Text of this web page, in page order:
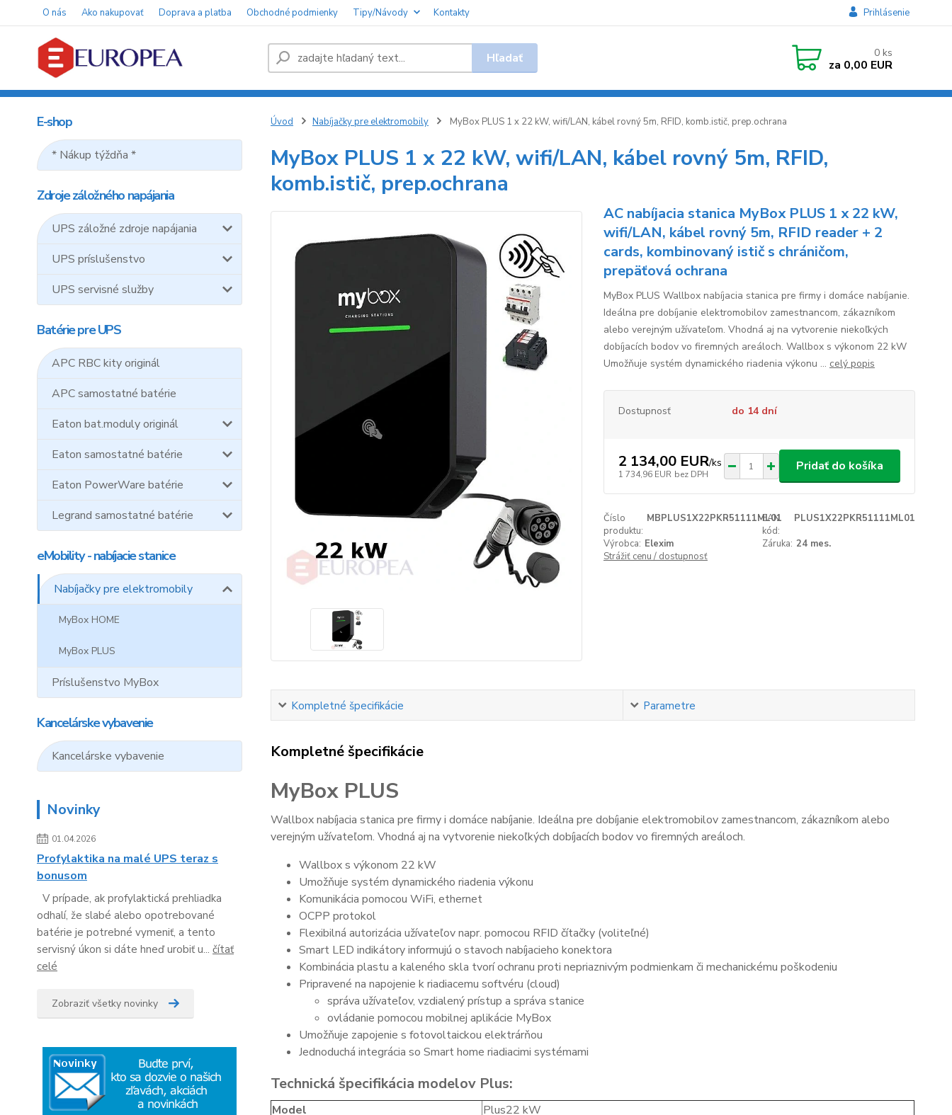
O nás Ako nakupovať Doprava a platba Obchodné podmienky Tipy/Návody Kontakty Prihlásenie
Hľadať 0 ks
za 0,00 EUR
E-shop
* Nákup týždňa *
Zdroje záložného napájania
UPS záložné zdroje napájania
UPS príslušenstvo
UPS servisné služby
Batérie pre UPS
APC RBC kity originál
APC samostatné batérie
Eaton bat.moduly originál
Eaton samostatné batérie
Eaton PowerWare batérie
Legrand samostatné batérie
eMobility - nabíjacie stanice
Nabíjačky pre elektromobily
MyBox HOME
MyBox PLUS
Príslušenstvo MyBox
Kancelárske vybavenie
Kancelárske vybavenie
Novinky
01.04.2026
Profylaktika na malé UPS teraz s
bonusom
V prípade, ak profylaktická prehliadka
odhalí, že slabé alebo opotrebované
batérie je potrebné vymeniť, a tento
servisný úkon si dáte hneď urobiť u... čítať
celé
Zobraziť všetky novinky
Úvod Nabíjačky pre elektromobily MyBox PLUS 1 x 22 kW, wifi/LAN, kábel rovný 5m, RFID, komb.istič, prep.ochrana
MyBox PLUS 1 x 22 kW, wifi/LAN, kábel rovný 5m, RFID,
komb.istič, prep.ochrana
AC nabíjacia stanica MyBox PLUS 1 x 22 kW,
wifi/LAN, kábel rovný 5m, RFID reader + 2
cards, kombinovaný istič s chráničom,
prepäťová ochrana
MyBox PLUS Wallbox nabíjacia stanica pre firmy i domáce nabíjanie.
Ideálna pre dobíjanie elektromobilov zamestnancom, zákazníkom
alebo verejným užívateľom. Vhodná aj na vytvorenie niekoľkých
dobíjacích bodov vo firemných areáloch. Wallbox s výkonom 22 kW
Umožňuje systém dynamického riadenia výkonu ... celý popis
Dostupnosť do 14 dní
2 134,00 EUR/ks
1 734,96 EUR bez DPH
Pridať do košíka
Číslo
produktu:
MBPLUS1X22PKR51111ML01
EAN
kód:
PLUS1X22PKR51111ML01
Výrobca: Elexim Záruka: 24 mes.
Strážiť cenu / dostupnosť
Kompletné špecifikácie Parametre
Kompletné špecifikácie
MyBox PLUS
Wallbox nabíjacia stanica pre firmy i domáce nabíjanie. Ideálna pre dobíjanie elektromobilov zamestnancom, zákazníkom alebo
verejným užívateľom. Vhodná aj na vytvorenie niekoľkých dobíjacích bodov vo firemných areáloch.
Wallbox s výkonom 22 kW
Umožňuje systém dynamického riadenia výkonu
Komunikácia pomocou WiFi, ethernet
OCPP protokol
Flexibilná autorizácia užívateľov napr. pomocou RFID čítačky (voliteľné)
Smart LED indikátory informujú o stavoch nabíjacieho konektora
Kombinácia plastu a kaleného skla tvorí ochranu proti nepriaznivým podmienkam či mechanickému poškodeniu
Pripravené na napojenie k riadiacemu softvéru (cloud)
správa užívateľov, vzdialený prístup a správa stanice
ovládanie pomocou mobilnej aplikácie MyBox
Umožňuje zapojenie s fotovoltaickou elektrárňou
Jednoduchá integrácia so Smart home riadiacimi systémami
Technická špecifikácia modelov Plus:
Model
Plus22 kW